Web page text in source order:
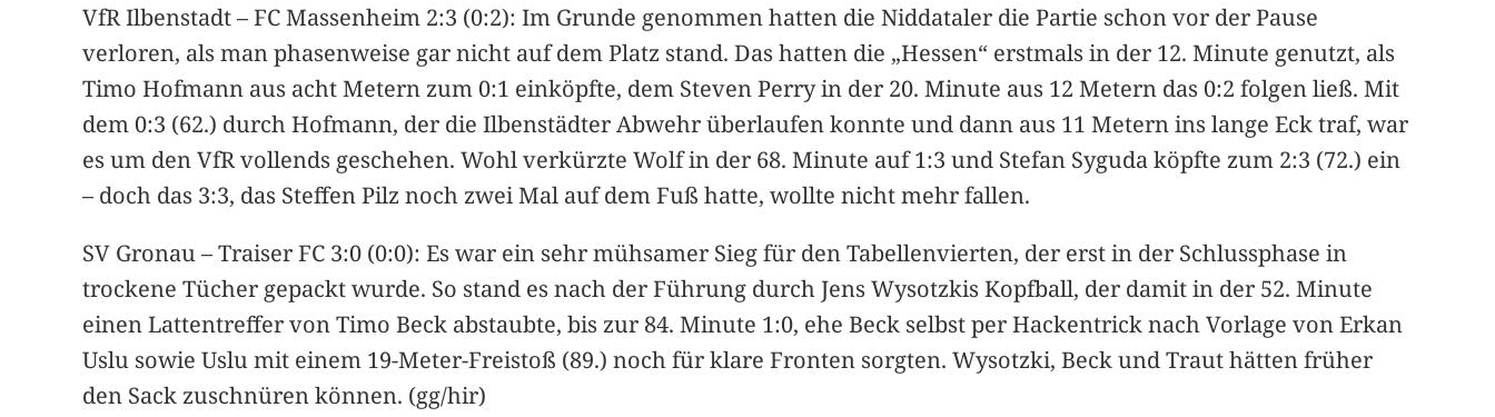
VfR Ilbenstadt – FC Massenheim 2:3 (0:2): Im Grunde genommen hatten die Niddataler die Partie schon vor der Pause
verloren, als man phasenweise gar nicht auf dem Platz stand. Das hatten die „Hessen“ erstmals in der 12. Minute genutzt, als
Timo Hofmann aus acht Metern zum 0:1 einköpfte, dem Steven Perry in der 20. Minute aus 12 Metern das 0:2 folgen ließ. Mit
dem 0:3 (62.) durch Hofmann, der die Ilbenstädter Abwehr überlaufen konnte und dann aus 11 Metern ins lange Eck traf, war
es um den VfR vollends geschehen. Wohl verkürzte Wolf in der 68. Minute auf 1:3 und Stefan Syguda köpfte zum 2:3 (72.) ein
– doch das 3:3, das Steffen Pilz noch zwei Mal auf dem Fuß hatte, wollte nicht mehr fallen.
SV Gronau – Traiser FC 3:0 (0:0): Es war ein sehr mühsamer Sieg für den Tabellenvierten, der erst in der Schlussphase in
trockene Tücher gepackt wurde. So stand es nach der Führung durch Jens Wysotzkis Kopfball, der damit in der 52. Minute
einen Lattentreffer von Timo Beck abstaubte, bis zur 84. Minute 1:0, ehe Beck selbst per Hackentrick nach Vorlage von Erkan
Uslu sowie Uslu mit einem 19-Meter-Freistoß (89.) noch für klare Fronten sorgten. Wysotzki, Beck und Traut hätten früher
den Sack zuschnüren können. (gg/hir)